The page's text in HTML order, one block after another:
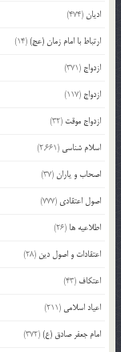
ادیان(474)
ارتباط با امام زمان (عج)(14)
ازدواج (371)
ازدواج (117)
ازدواج موقت (32)
اسلام شناسی (2,661)
اصحاب و یاران(37)
اصول اعتقادی (777)
اطلاعیه ها (26)
اعتقادات و اصول دین (28)
اعتکاف (43)
اعیاد اسلامی (211)
امام جعفر صادق (ع)(372)